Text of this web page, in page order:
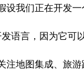
我们正在开发
语言，因为它
注地图集成、旅